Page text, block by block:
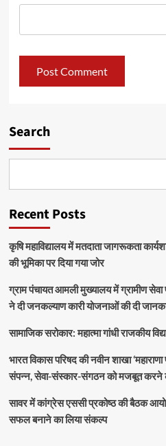
Search
Recent Posts
कृषि महाविद्यालय में मतदाता जागरूकता
की भूमिका पर दिया गया जोर
ग्राम पंचायत आमली मुख्यालय में ग्रामीण सेवा
ने दी जनकल्याण कारी योजनाओं की दी
सामाजिक सरोकार: महात्मा गांधी राजकीय
भारत विकास परिषद की नवीन शाखा
संपन्न, सेवा-संस्कार-संगठन को मजबूत करने
सावर में कांग्रेस एससी प्रकोष्ठ की बैठक
सफल बनाने का लिया संकल्प